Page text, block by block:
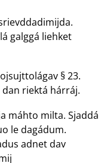
galggá liehket
§ 23.
riektá hárráj.
máhto milta. Sjaddá
le dagádum.
adnet dav